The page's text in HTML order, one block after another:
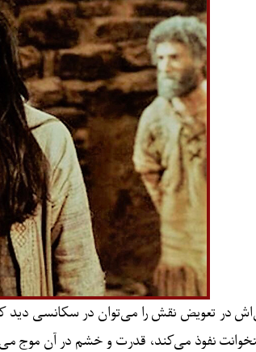
در تعویض نقش را می‌توان در سکانسی
نفوذ می‌کند، قدرت و خشم در آن موج